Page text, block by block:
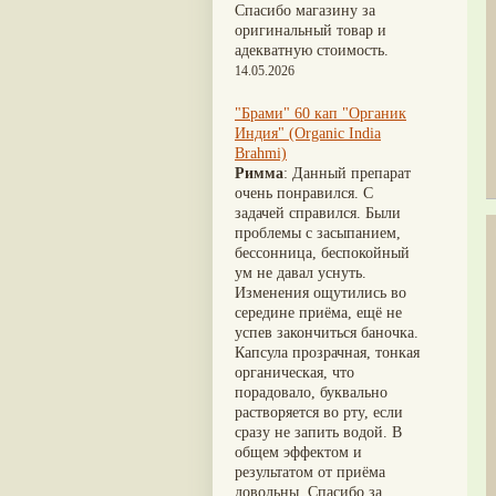
(3)
Аштаваргам
Брихатьяди(3)
Видарьяди(3)
Гуггул
Дханвантарам 101(3)
Дханвантарам тайлам(3)
Кайлаш дживан(3)
Кальянака гритам(3)
Кримикутхар рас(3)
Кунжутное масло (3)
Кутаджа(3)
Кширабала(3)
Лив 52(3)
more...
Шиладжит
(19)
Кориандр
Зира(17)
Крапива индийская(17)
Патола
Холарена - Кутаджа(17)
Шионака(17)
Аджван/Ажгон(16)
Акация катеху(16)
Кальций(16)
Укроп пахучий(16)
Дашамула(15)
Лодхра(14)
Моринга(14)
Перец кубеба(14)
Сахарный тростник
Бхунимба/Андрографис
метельчатый(13)
Гвоздика(13)
Кассия трубчатая(13)
Мезуя железная(13)
Спасибо магазину за
оригинальный товар и
адекватную стоимость.
14.05.2026
"Брами" 60 кап "Органик
Индия" (Organic India
Brahmi)
Римма: Данный препарат
очень понравился. С
задачей справился. Были
проблемы с засыпанием,
бессонница, беспокойный
ум не давал уснуть.
Изменения ощутились во
середине приёма, ещё не
успев закончиться баночка.
Капсула прозрачная, тонкая
органическая, что
порадовало, буквально
растворяется во рту, если
сразу не запить водой. В
общем эффектом и
результатом от приёма
довольны. Спасибо за